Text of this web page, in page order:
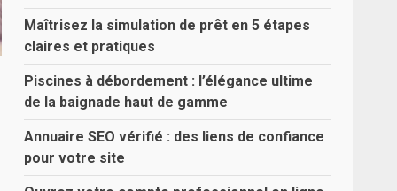
Maîtrisez la simulation de prêt en 5 étapes
claires et pratiques
Piscines à débordement : l’élégance ultime
de la baignade haut de gamme
Annuaire SEO vérifié : des liens de confiance
pour votre site